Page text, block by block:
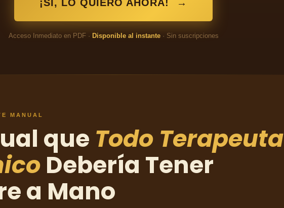
¡SÍ, LO QUIERO AHORA! →
Acceso Inmediato en PDF · Disponible al instante· Sin suscripciones
MANUAL
que Todo Terapeuta
Debería Tener
a Mano